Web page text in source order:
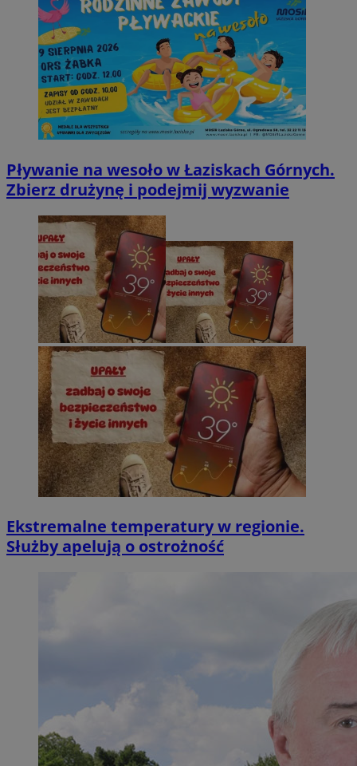
Pływanie na wesoło w Łaziskach Górnych.
Zbierz drużynę i podejmij wyzwanie
Ekstremalne temperatury w regionie.
Służby apelują o ostrożność